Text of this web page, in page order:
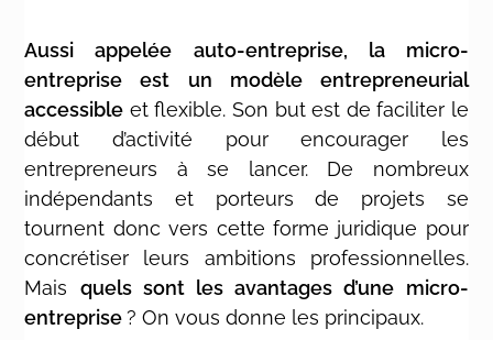
Aussi appelée auto-entreprise, la micro-
entreprise est un modèle entrepreneurial
accessible et flexible. Son but est de faciliter le
début d’activité pour encourager les
entrepreneurs à se lancer. De nombreux
indépendants et porteurs de projets se
tournent donc vers cette forme juridique pour
concrétiser leurs ambitions professionnelles.
Mais quels sont les avantages d’une micro-
entreprise? On vous donne les principaux.